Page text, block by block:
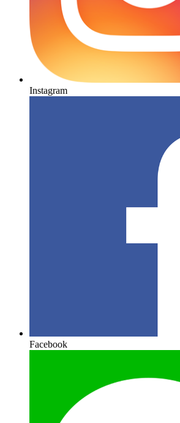
Instagram
Facebook